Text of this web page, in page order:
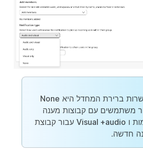
ברירת המחדל היא None
משתמשים עם קבוצות מענה
ו Visual +audio עבור קבוצת
חדשה.